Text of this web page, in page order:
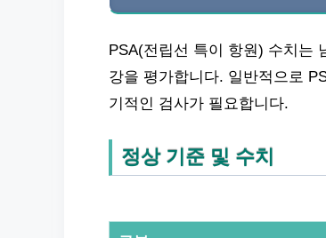
PSA(전립선 특이 항원) 수치는
강을 평가합니다. 일반적으로
기적인 검사가 필요합니다.
정상 기준 및 수치